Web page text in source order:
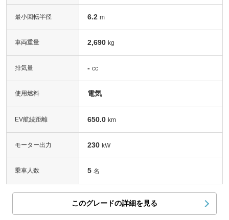
最小回転半径 6.2 m
車両重量 2,690 kg
排気量 - cc
使用燃料 電気
EV航続距離 650.0 km
モーター出力 230 kW
乗車人数 5 名
このグレードの詳細を見る